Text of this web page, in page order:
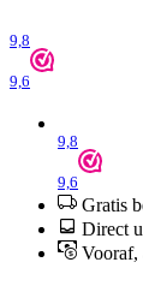
9,8
9,6
9,8
9,6
Gratis
Direct
Vooraf,